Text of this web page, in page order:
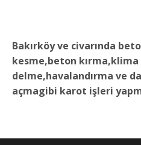
Bakırköy ve civarında
kesme,beton
delme,havalandırma ve
açmagibi karot işleri